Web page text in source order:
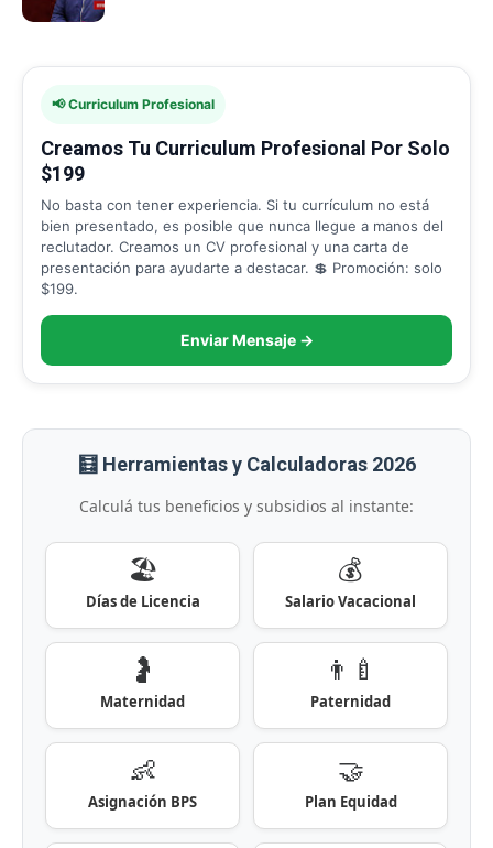
📢 Curriculum Profesional
Creamos Tu Curriculum Profesional Por Solo
$199
No basta con tener experiencia. Si tu currículum no está
bien presentado, es posible que nunca llegue a manos del
reclutador. Creamos un CV profesional y una carta de
presentación para ayudarte a destacar. 💲 Promoción: solo
$199.
Enviar Mensaje →
🧮 Herramientas y Calculadoras 2026
Calculá tus beneficios y subsidios al instante:
🏖️
Días de Licencia
💰
Salario Vacacional
🤰
Maternidad
👨‍🍼
Paternidad
👶
Asignación BPS
🤝
Plan Equidad